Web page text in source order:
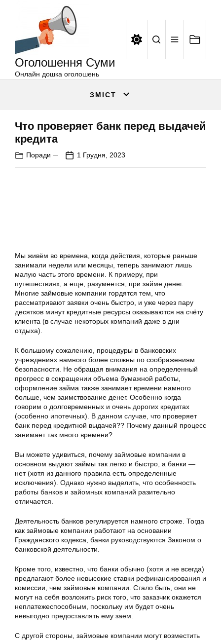
Оголошення Суми
Онлайн дошка оголошень
ЗМІСТ
Что проверяет банк перед выдачей
кредита
Поради 1 Грудня, 2023
Мы живём во времена, когда действия, которые раньше
занимали недели или месяцы, теперь занимают лишь
малую часть этого времени. К примеру, при
путешествиях, а еще, разумеется, при займе денег.
Многие займовые компании гордятся тем, что
рассматривают заявки очень быстро, и уже через пару
десятков минут кредитные ресурсы оказываются на счёту
клиента (в случае некоторых компаний даже в дни
отдыха).
К большому сожалению, процедуры в банковских
учреждениях намного более сложны по соображениям
безопасности. Не обращая внимания на определенный
прогресс в сокращении объема бумажной работы,
оформление займа также занимает времени намного
больше, чем заимствование денег. Особенно когда
говорим о долговременных и очень дорогих кредитах
(особенно ипотечных). В данном случае, что проверяет
банк перед кредитной выдачей?? Почему данный процесс
занимает так много времени?
Вы можете удивиться, почему займовые компании в
основном выдают займы так легко и быстро, а банки —
нет (хотя из данного правила есть определенные
исключения). Однако нужно выделить, что особенность
работы банков и зайомных компаний разительно
отличается.
Деятельность банков регулируется намного строже. Тогда
как займовые компании работают на основании
Гражданского кодекса, банки руководствуются Законом о
банковской деятельности.
Кроме того, известно, что банки обычно (хотя и не всегда)
предлагают более невысокие ставки рефинансирования и
комиссии, чем займовые компании. Стало быть, они не
могут на себя возложить риск того, что заказчик окажется
неплатежеспособным, поскольку им будет очень
невыгодно предоставлять ему заем.
С другой стороны, займовые компании могут возместить